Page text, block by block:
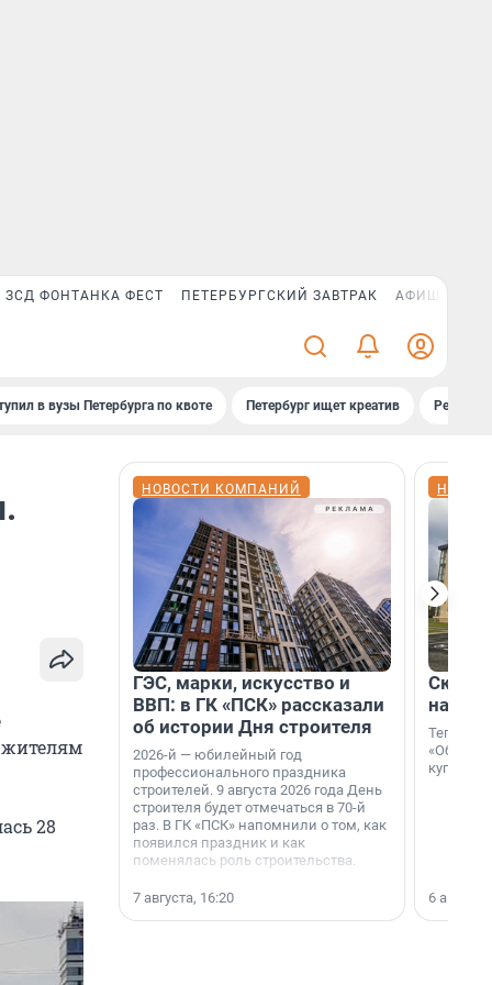
ЗСД ФОНТАНКА ФЕСТ ПЕТЕРБУРГСКИЙ ЗАВТРАК АФИША PLUS
в вузы Петербурга по квоте Петербург ищет креатив
жителям
28
НОВОСТИ КОМПАНИЙ
ГЭС, марки, искусство и
ВВП: в ГК «ПСК» рассказали
об истории Дня строителя
2026-й — юбилейный год
профессионального праздника
строителей. 9 августа 2026 года День
строителя будет отмечаться в 70-й
раз. В ГК «ПСК» напомнили о том, как
появился праздник и как
поменялась роль строительства.
7 августа, 16:20
на
Теперь
купить
6